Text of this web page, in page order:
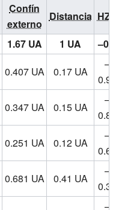
Confín
externo
Distancia HZD
1.67 UA 1 UA
–0.5
0.407 UA 0.17 UA
–
0.94
0.347 UA 0.15 UA
–
0.87
0.251 UA 0.12 UA
–
0.62
0.681 UA 0.41 UA
–
0.34
–